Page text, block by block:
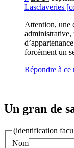
Lasclaveries
Attention, une
administrative,
forcément un
Répondre à ce
Un gran de
(identification
Nom